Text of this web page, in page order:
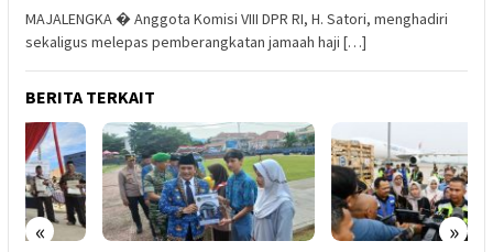
MAJALENGKA � Anggota Komisi VIII DPR RI, H. Satori, menghadiri
sekaligus melepas pemberangkatan jamaah haji […]
BERITA TERKAIT
« »